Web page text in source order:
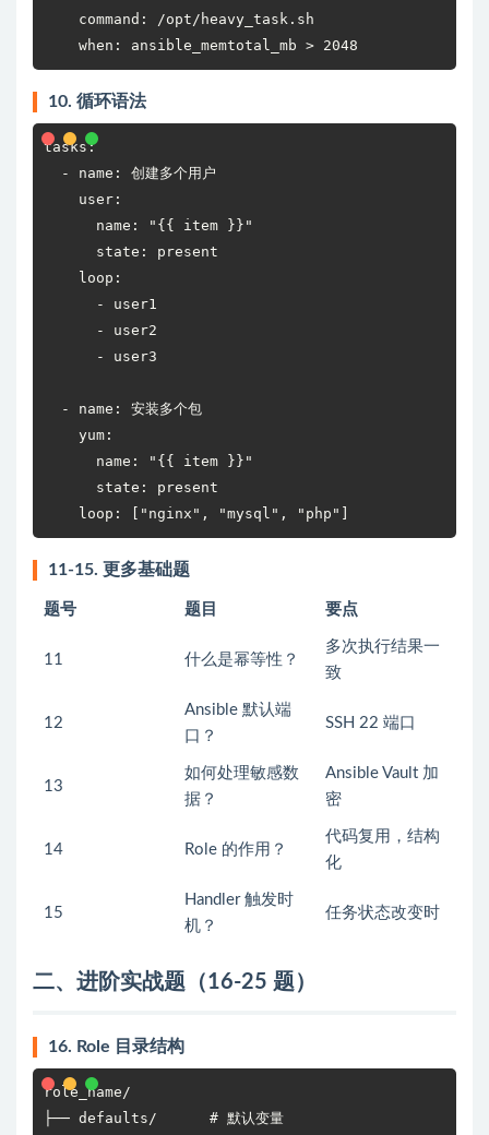
    command: /opt/heavy_task.sh
    when: ansible_memtotal_mb > 2048
10. 循环语法
tasks:
  - name: 创建多个用户
    user:
      name: "{{ item }}"
      state: present
    loop:
      - user1
      - user2
      - user3
  - name: 安装多个包
    yum:
      name: "{{ item }}"
      state: present
    loop: ["nginx", "mysql", "php"]
11-15. 更多基础题
题号 题目 要点
11 什么是幂等性？
多次执行结果一
致
12
Ansible 默认端
口？
SSH 22 端口
13
如何处理敏感数
据？
Ansible Vault 加
密
14 Role 的作用？
代码复用，结构
化
15
Handler 触发时
机？
任务状态改变时
二、进阶实战题（16-25 题）
16. Role 目录结构
role_name/
├── defaults/      # 默认变量